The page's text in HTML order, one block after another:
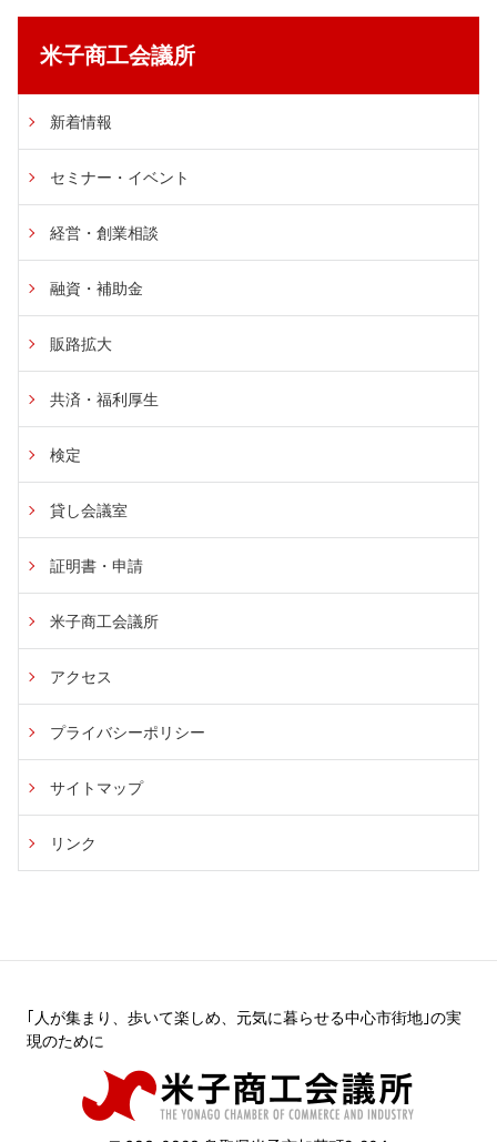
米子商工会議所
新着情報
セミナー・イベント
経営・創業相談
融資・補助金
販路拡大
共済・福利厚生
検定
貸し会議室
証明書・申請
米子商工会議所
アクセス
プライバシーポリシー
サイトマップ
リンク
｢人が集まり、歩いて楽しめ、元気に暮らせる中心市街地｣の実
現のために